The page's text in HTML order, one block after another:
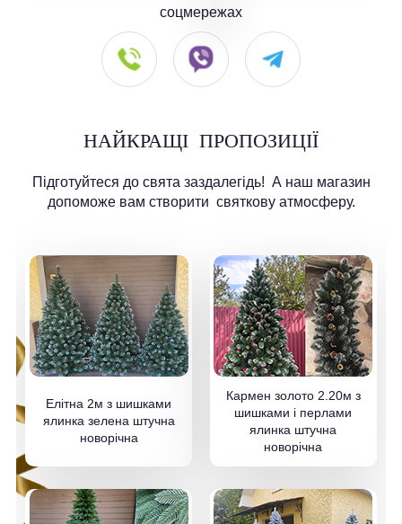
соцмережах
НАЙКРАЩІ ПРОПОЗИЦІЇ
Підготуйтеся до свята заздалегідь! А наш магазин
допоможе вам створити святкову атмосферу.
Елітна 2м з шишками
ялинка зелена штучна
новорічна
Кармен золото 2.20м з
шишками і перлами
ялинка штучна
новорічна